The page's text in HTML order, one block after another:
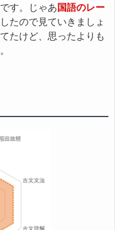
す。じゃあ 国語のレー
たので見ていきましょ
たけど、思ったよりも